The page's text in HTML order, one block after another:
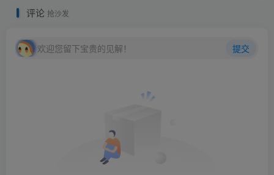
评论 抢沙发
欢迎您留下宝贵的见解！ 提交